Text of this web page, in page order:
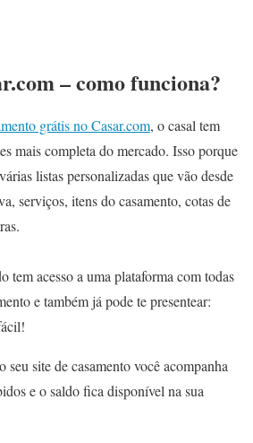
– como funciona?
grátis no Casar.com, o casal tem
mais completa do mercado. Isso porque
listas personalizadas que vão desde
serviços, itens do casamento, cotas de
tem acesso a uma plataforma com todas
e também já pode te presentear:
site de casamento você acompanha
e o saldo fica disponível na sua